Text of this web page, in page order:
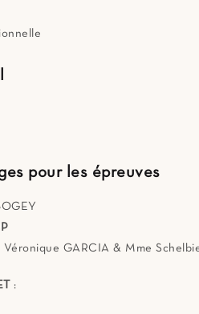
pour les épreuves
Véronique GARCIA & Mme
: